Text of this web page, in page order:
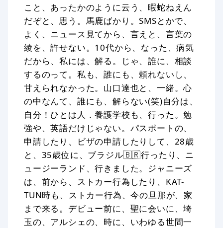
こと、あったかのように云う、暇蛇ねえん
だぞと、思う。馬鹿ばかり。SMSとかで、
よく、ニュース見てから、言えと、言葉の
綾を、許せない。10代から、なった、病気
だから、私には、解る。じゃ、誰に、相談
するのって。私も、誰にも、頼れないし、
甘えられなかった。山口達也と、一緒。心
の中なんて、誰にも、解らない(笑)自分は、
自分！ひとは人．養護学校も、行った。勉
強や、英語だけじゃない。パスポートの、
申請したり、ビザの申請したりして、28歳
と、35歳位に、ブラジル🇧🇷行ったり、ニ
ュージーランド、行きました。ジャニーズ
は、前から、ストカー行為したり、KAT-
TUN時も、ストカー行為、今の旦那が、家
まで来る。デビュー前に、聖に会いに、埼
玉の、アルシェの、時に、いわゆる世間一